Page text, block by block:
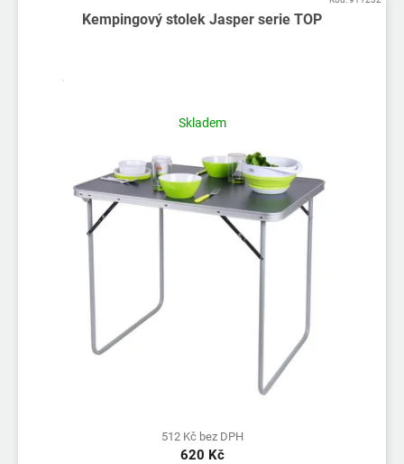
Kempingový stolek Jasper serie TOP
Skladem
512 Kč bez DPH
620 Kč